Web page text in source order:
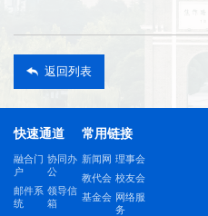
返回列表
快速通道
融合门
户
协同办
公
邮件系
统
领导信
箱
常用链接
新闻网 理事会
教代会 校友会
基金会 网络服
务